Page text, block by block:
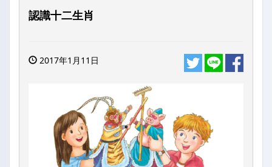
認識十二生肖
2017年1月11日